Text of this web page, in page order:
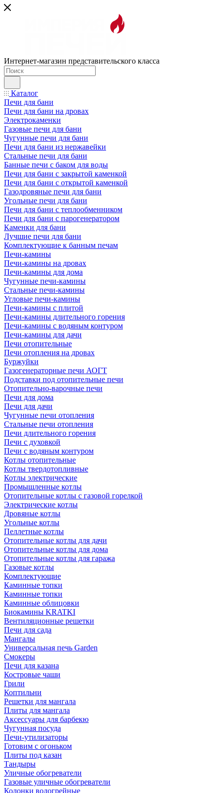
Интернет-магазин представительского класса
Каталог
Печи для бани
Печи для бани на дровах
Электрокаменки
Газовые печи для бани
Чугунные печи для бани
Печи для бани из нержавейки
Стальные печи для бани
Банные печи с баком для воды
Печи для бани с закрытой каменкой
Печи для бани с открытой каменкой
Газодровяные печи для бани
Угольные печи для бани
Печи для бани с теплообменником
Печи для бани с парогенератором
Каменки для бани
Лучшие печи для бани
Комплектующие к банным печам
Печи-камины
Печи-камины на дровах
Печи-камины для дома
Чугунные печи-камины
Стальные печи-камины
Угловые печи-камины
Печи-камины с плитой
Печи-камины длительного горения
Печи-камины с водяным контуром
Печи-камины для дачи
Печи отопительные
Печи отопления на дровах
Буржуйки
Газогенераторные печи АОГТ
Подставки под отопительные печи
Отопительно-варочные печи
Печи для дома
Печи для дачи
Чугунные печи отопления
Стальные печи отопления
Печи длительного горения
Печи с духовкой
Печи с водяным контуром
Котлы отопительные
Котлы твердотопливные
Котлы электрические
Промышленные котлы
Отопительные котлы с газовой горелкой
Электрические котлы
Дровяные котлы
Угольные котлы
Пеллетные котлы
Отопительные котлы для дачи
Отопительные котлы для дома
Отопительные котлы для гаража
Газовые котлы
Комплектующие
Каминные топки
Каминные топки
Каминные облицовки
Биокамины KRATKI
Вентиляционные решетки
Печи для сада
Мангалы
Универсальная печь Garden
Смокеры
Печи для казана
Костровые чаши
Грили
Коптильни
Решетки для мангала
Плиты для мангала
Аксессуары для барбекю
Чугунная посуда
Печи-утилизаторы
Готовим с огоньком
Плиты под казан
Тандыры
Уличные обогреватели
Газовые уличные обогреватели
Колонки водогрейные